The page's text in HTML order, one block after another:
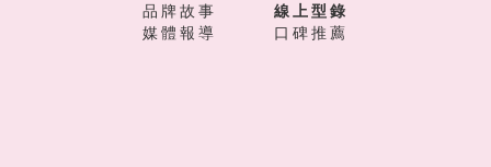
品牌故事
線上型錄
媒體報導
口碑推薦